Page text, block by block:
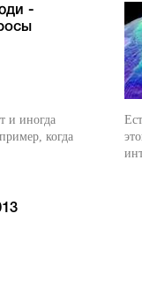
-
и иногда
когда